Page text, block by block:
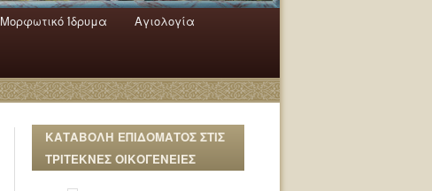
Μορφωτικό Ίδρυμα Αγιολογία
ΚΑΤΑΒΟΛΗ ΕΠΙΔΟΜΑΤΟΣ ΣΤΙΣ
ΤΡΙΤΕΚΝΕΣ ΟΙΚΟΓΕΝΕΙΕΣ